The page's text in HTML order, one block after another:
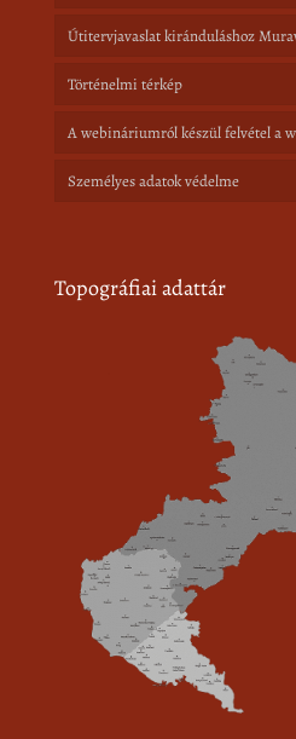
Útitervjavaslat kiránduláshoz
Történelmi térkép
A webináriumról készül felvétel a
Személyes adatok védelme
Topográfiai adattár